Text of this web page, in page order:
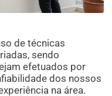
de técnicas
sendo
efetuados por
dos nossos
na área.